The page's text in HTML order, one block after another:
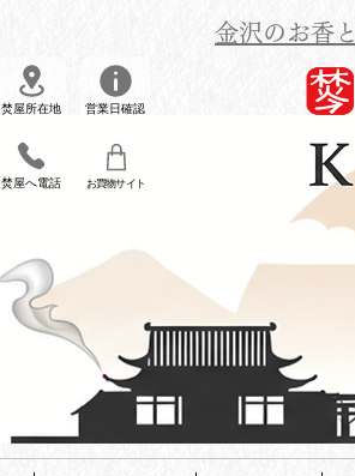
金沢のお香
焚屋所在地 営業日確認
焚屋へ電話 お買物サイト